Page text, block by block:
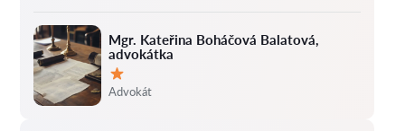
Mgr. Kateřina Boháčová Balatová,
advokátka
Hodnocení:
Advokát